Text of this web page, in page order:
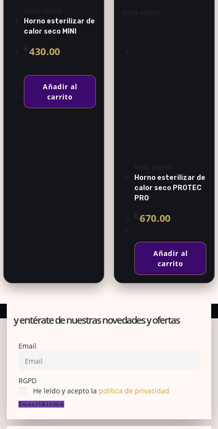
Horno esterilizar de
calor seco MINI
430.00
Añadir al
carrito
Horno esterilizar de
calor seco PROTEC
PRO
670.00
Añadir al
carrito
y entérate de nuestras novedades y ofertas
Email
RGPD
He leído y acepto la política de privacidad
Suscribirme